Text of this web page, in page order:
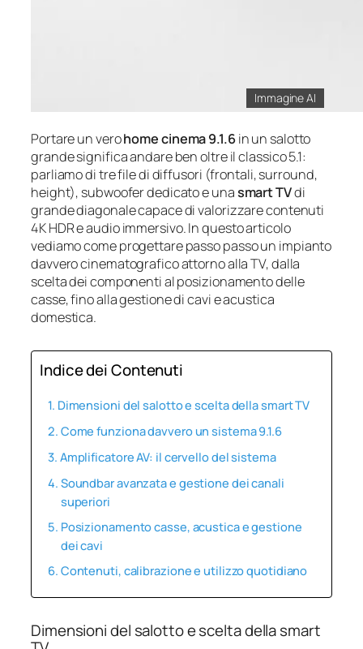
Immagine AI
Portare un verohome cinema 9.1.6in un salotto
grande significa andare ben oltre il classico 5.1:
parliamo di tre file di diffusori (frontali, surround,
height), subwoofer dedicato e unasmart TVdi
grande diagonale capace di valorizzare contenuti
4K HDR e audio immersivo. In questo articolo
vediamo come progettare passo passo un impianto
davvero cinematografico attorno alla TV, dalla
scelta dei componenti al posizionamento delle
casse, fino alla gestione di cavi e acustica
domestica.
Indice dei Contenuti
Dimensioni del salotto e scelta della smart TV
Come funziona davvero un sistema 9.1.6
Amplificatore AV: il cervello del sistema
Soundbar avanzata e gestione dei canali
superiori
Posizionamento casse, acustica e gestione
dei cavi
Contenuti, calibrazione e utilizzo quotidiano
Dimensioni del salotto e scelta della smart